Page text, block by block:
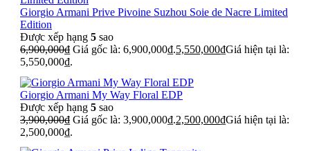
Giorgio Armani Prive Pivoine Suzhou Soie de Nacre Limited
Edition
Được xếp hạng 5 sao
6,900,000₫ Giá gốc là: 6,900,000₫.5,550,000₫Giá hiện tại là:
5,550,000₫.
Giorgio Armani My Way Floral EDP
Được xếp hạng 5 sao
3,900,000₫ Giá gốc là: 3,900,000₫.2,500,000₫Giá hiện tại là:
2,500,000₫.